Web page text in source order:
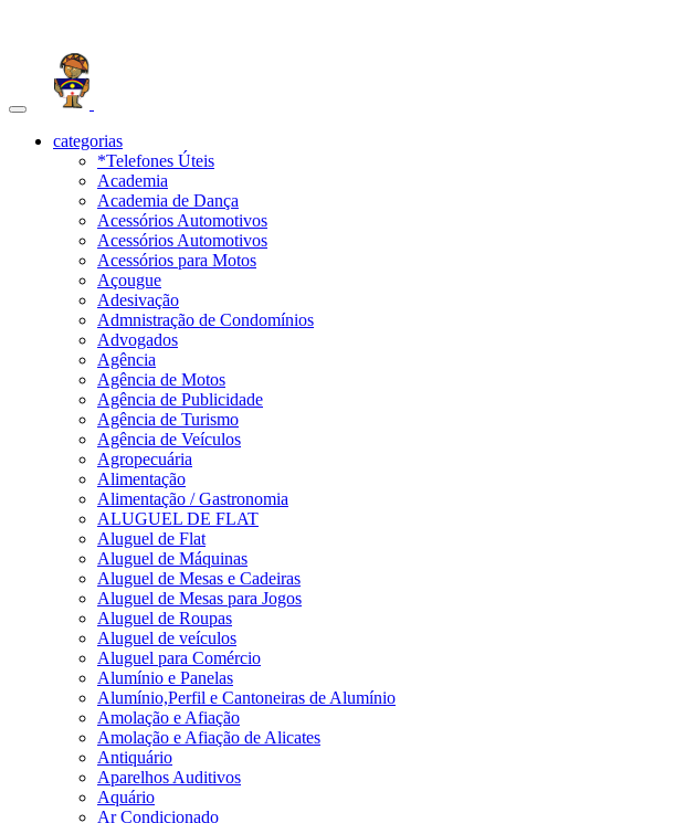
Toggle
navigationcategorias
*Telefones Úteis
Academia
Academia de Dança
Acessórios Automotivos
Acessórios Automotivos
Acessórios para Motos
Açougue
Adesivação
Admnistração de Condomínios
Advogados
Agência
Agência de Motos
Agência de Publicidade
Agência de Turismo
Agência de Veículos
Agropecuária
Alimentação
Alimentação / Gastronomia
ALUGUEL DE FLAT
Aluguel de Flat
Aluguel de Máquinas
Aluguel de Mesas e Cadeiras
Aluguel de Mesas para Jogos
Aluguel de Roupas
Aluguel de veículos
Aluguel para Comércio
Alumínio e Panelas
Alumínio,Perfil e Cantoneiras de Alumínio
Amolação e Afiação
Amolação e Afiação de Alicates
Antiquário
Aparelhos Auditivos
Aquário
Ar Condicionado